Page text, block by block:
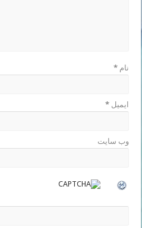
نام*
ایمیل*
وب‌ سایت